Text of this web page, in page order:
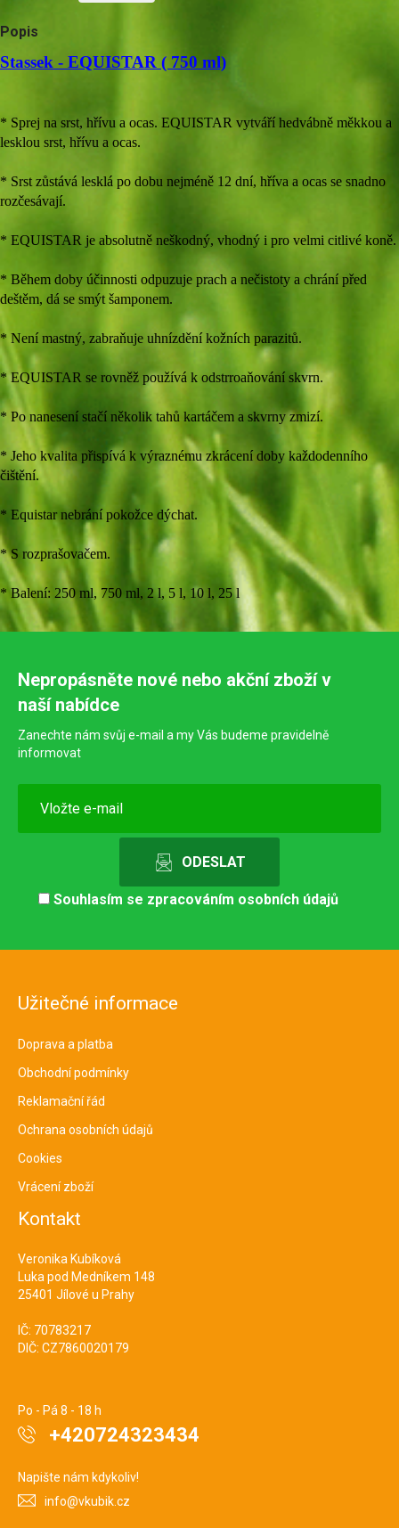
Popis
Stassek - EQUISTAR ( 750 ml)
* Sprej na srst, hřívu a ocas. EQUISTAR vytváří hedvábně měkkou a
lesklou srst, hřívu a ocas.
* Srst zůstává lesklá po dobu nejméně 12 dní, hříva a ocas se snadno
rozčesávají.
* EQUISTAR je absolutně neškodný, vhodný i pro velmi citlivé koně.
* Během doby účinnosti odpuzuje prach a nečistoty a chrání před
deštěm, dá se smýt šamponem.
* Není mastný, zabraňuje uhnízdění kožních parazitů.
* EQUISTAR se rovněž používá k odstrroaňování skvrn.
* Po nanesení stačí několik tahů kartáčem a skvrny zmizí.
* Jeho kvalita přispívá k výraznému zkrácení doby každodenního
čištění.
* Equistar nebrání pokožce dýchat.
* S rozprašovačem.
* Balení: 250 ml, 750 ml, 2 l, 5 l, 10 l, 25 l
Nepropásněte nové nebo akční zboží v
naší nabídce
Zanechte nám svůj e-mail a my Vás budeme pravidelně
informovat
Souhlasím se zpracováním osobních údajů
Užitečné informace
Doprava a platba
Obchodní podmínky
Reklamační řád
Ochrana osobních údajů
Cookies
Vrácení zboží
Kontakt
Veronika Kubíková
Luka pod Medníkem 148
25401 Jílové u Prahy
IČ: 70783217
DIČ: CZ7860020179
Po - Pá 8 - 18 h
+420724323434
Napište nám kdykoliv!
info@vkubik.cz